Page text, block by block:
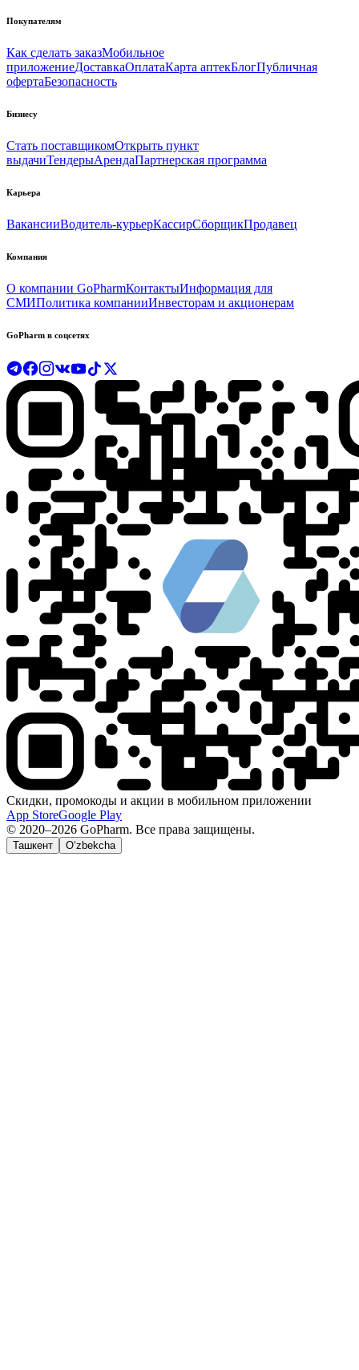
Покупателям
Как сделать заказМобильное
приложениеДоставкаОплатаКарта аптекБлогПубличная
офертаБезопасность
Бизнесу
Стать поставщикомОткрыть пункт
выдачиТендерыАрендаПартнерская программа
Карьера
ВакансииВодитель-курьерКассирСборщикПродавец
Компания
О компании GoPharmКонтактыИнформация для
СМИПолитика компанииИнвесторам и акционерам
GoPharm в соцсетях
Скидки, промокоды и акции в мобильном приложении
App StoreGoogle Play
© 2020–2026 GoPharm. Все права защищены.
Ташкент O‘zbekcha